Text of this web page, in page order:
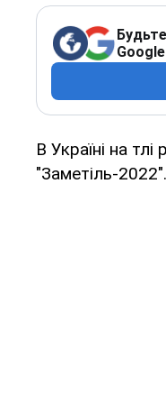
Google
В Україні на
"Заметіль-